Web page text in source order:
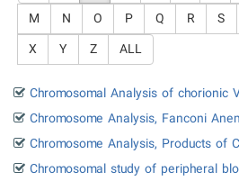
M
N O P Q R S
X
Y Z ALL
Chromosomal Analysis of chorionic
Chromosome Analysis, Fanconi
Chromosome Analysis, Products of
Chromosomal study of peripheral